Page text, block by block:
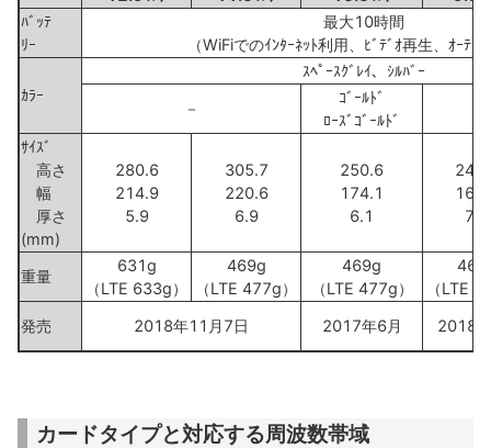
ﾊﾞｯﾃ
ﾘｰ
最大10時間
（WiFiでのｲﾝﾀｰﾈｯﾄ利用、ﾋﾞﾃﾞｵ再生、ｵｰﾃﾞ
ｶﾗｰ
ｽﾍﾟｰｽｸﾞﾚｲ、ｼﾙﾊﾞｰ
－
ｺﾞｰﾙﾄﾞ
ﾛｰｽﾞｺﾞｰﾙﾄﾞ
ｻｲｽﾞ
高さ
幅
厚さ
(mm)
280.6
214.9
5.9
305.7
220.6
6.9
250.6
174.1
6.1
7.5
重量
631g
（LTE 633g）
469g
（LTE 477g）
469g
（LTE 477g）
（LTE
発売
2018年11月7日 2017年6月 2018
カードタイプと対応する周波数帯域